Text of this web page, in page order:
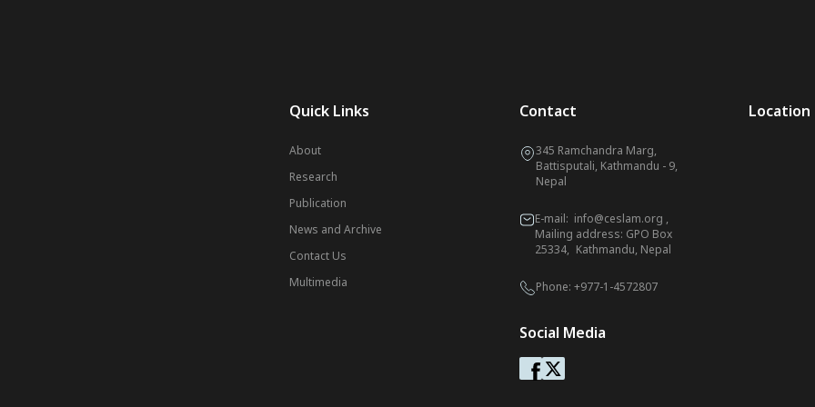
Quick Links
About
Research
Publication
News and Archive
Contact Us
Multimedia
Contact
345 Ramchandra Marg,
Battisputali, Kathmandu - 9,
Nepal
E-mail: info@ceslam.org ,
Mailing address: GPO Box
25334, Kathmandu, Nepal
Phone: +977-1-4572807
Social Media
Location